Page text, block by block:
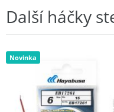
Další háčky
Novinka